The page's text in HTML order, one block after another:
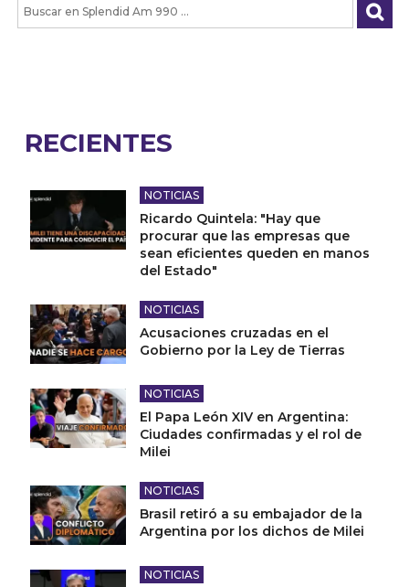
RECIENTES
NOTICIAS
Ricardo Quintela: "Hay que
procurar que las empresas que
sean eficientes queden en manos
del Estado"
NOTICIAS
Acusaciones cruzadas en el
Gobierno por la Ley de Tierras
NOTICIAS
El Papa León XIV en Argentina:
Ciudades confirmadas y el rol de
Milei
NOTICIAS
Brasil retiró a su embajador de la
Argentina por los dichos de Milei
NOTICIAS